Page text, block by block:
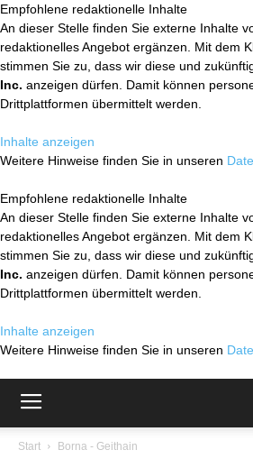
Empfohlene redaktionelle Inhalte
An dieser Stelle finden Sie externe Inhalte
redaktionelles Angebot ergänzen. Mit dem
stimmen Sie zu, dass wir diese und
Inc. anzeigen dürfen. Damit können
Drittplattformen übermittelt werden.
Inhalte anzeigen
Weitere Hinweise finden Sie in unseren
Empfohlene redaktionelle Inhalte
An dieser Stelle finden Sie externe Inhalte
redaktionelles Angebot ergänzen. Mit dem
stimmen Sie zu, dass wir diese und
Inc. anzeigen dürfen. Damit können
Drittplattformen übermittelt werden.
Inhalte anzeigen
Weitere Hinweise finden Sie in unseren
Start Borna - Geithain